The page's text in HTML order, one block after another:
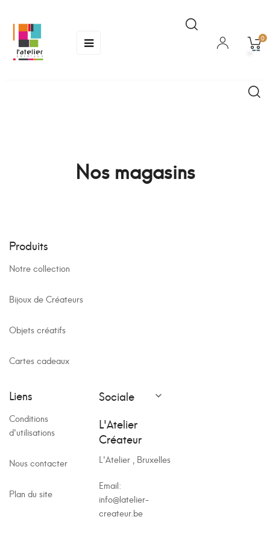
Basculer
☰ 0
Nos magasins
Produits
Notre collection
Bijoux de Créateurs
Objets créatifs
Cartes cadeaux
Liens
Conditions
d'utilisations
Nous contacter
Plan du site
Sociale 
L'Atelier
Créateur
L'Atelier , Bruxelles
Email:
info@latelier-
createur.be